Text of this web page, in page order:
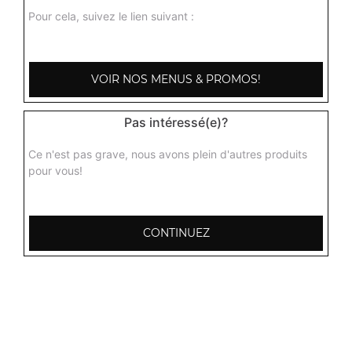
Pour cela, suivez le lien suivant :
VOIR NOS MENUS & PROMOS!
Pas intéressé(e)?
Ce n'est pas grave, nous avons plein d'autres produits
pour vous!
CONTINUEZ